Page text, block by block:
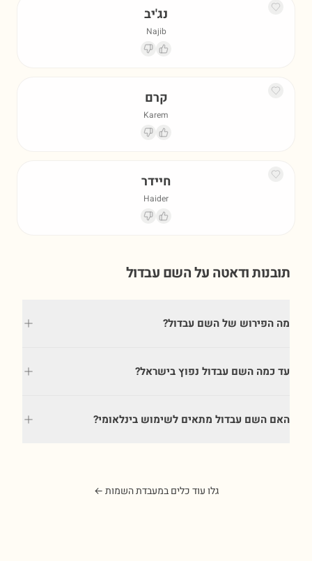
נג'יב
Najib
קרם
Karem
חיידר
Haider
תובנות ודאטה על השם עבדול
מה הפירוש של השם עבדול?
עד כמה השם עבדול נפוץ בישראל?
האם השם עבדול מתאים לשימוש בינלאומי?
גלו עוד כלים במעבדת השמות ←